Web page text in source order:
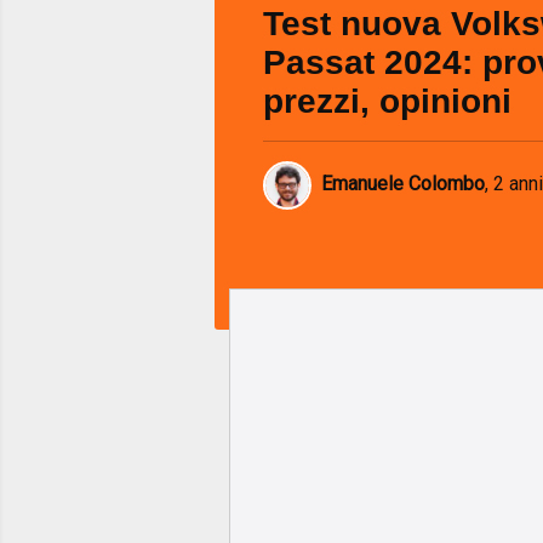
Test nuova
Passat 2024:
prezzi, opinioni
Emanuele Colombo, 2